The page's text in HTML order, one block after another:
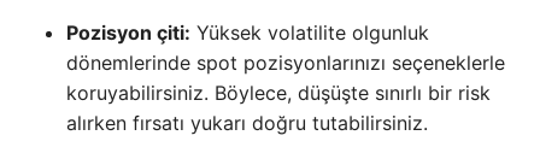
Pozisyon çiti: Yüksek volatilite olgunluk
dönemlerinde spot pozisyonlarınızı seçeneklerle
koruyabilirsiniz. Böylece, düşüşte sınırlı bir risk
alırken fırsatı yukarı doğru tutabilirsiniz.